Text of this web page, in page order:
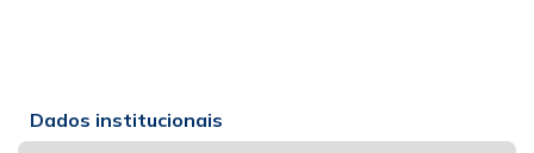
Dados institucionais